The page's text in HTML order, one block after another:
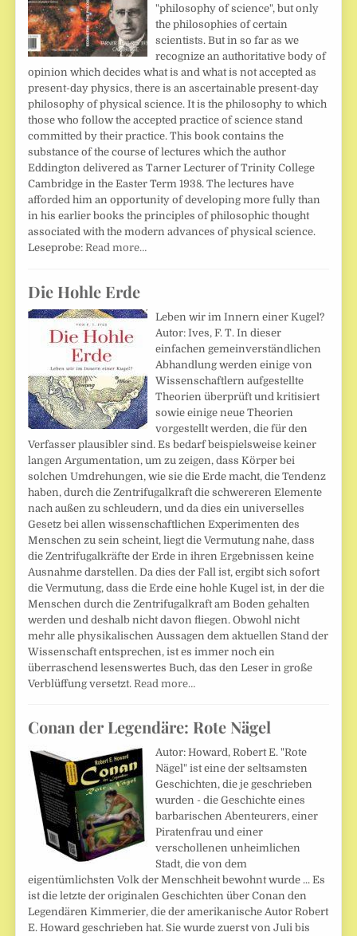
"philosophy of science", but only
the philosophies of certain
scientists. But in so far as we
recognize an authoritative body of
opinion which decides what is and what is not accepted as
present-day physics, there is an ascertainable present-day
philosophy of physical science. It is the philosophy to which
those who follow the accepted practice of science stand
committed by their practice. This book contains the
substance of the course of lectures which the author
Eddington delivered as Tarner Lecturer of Trinity College
Cambridge in the Easter Term 1938. The lectures have
afforded him an opportunity of developing more fully than
in his earlier books the principles of philosophic thought
associated with the modern advances of physical science.
Leseprobe:Read more…
Die Hohle Erde
Leben wir im Innern einer Kugel?
Autor: Ives, F. T. In dieser
einfachen gemeinverständlichen
Abhandlung werden einige von
Wissenschaftlern aufgestellte
Theorien überprüft und kritisiert
sowie einige neue Theorien
vorgestellt werden, die für den
Verfasser plausibler sind. Es bedarf beispielsweise keiner
langen Argumentation, um zu zeigen, dass Körper bei
solchen Umdrehungen, wie sie die Erde macht, die Tendenz
haben, durch die Zentrifugalkraft die schwereren Elemente
nach außen zu schleudern, und da dies ein universelles
Gesetz bei allen wissenschaftlichen Experimenten des
Menschen zu sein scheint, liegt die Vermutung nahe, dass
die Zentrifugalkräfte der Erde in ihren Ergebnissen keine
Ausnahme darstellen. Da dies der Fall ist, ergibt sich sofort
die Vermutung, dass die Erde eine hohle Kugel ist, in der die
Menschen durch die Zentrifugalkraft am Boden gehalten
werden und deshalb nicht davon fliegen. Obwohl nicht
mehr alle physikalischen Aussagen dem aktuellen Stand der
Wissenschaft entsprechen, ist es immer noch ein
überraschend lesenswertes Buch, das den Leser in große
Verblüffung versetzt. Read more…
Conan der Legendäre: Rote Nägel
Autor: Howard, Robert E. "Rote
Nägel" ist eine der seltsamsten
Geschichten, die je geschrieben
wurden - die Geschichte eines
barbarischen Abenteurers, einer
Piratenfrau und einer
verschollenen unheimlichen
Stadt, die von dem
eigentümlichsten Volk der Menschheit bewohnt wurde ... Es
ist die letzte der originalen Geschichten über Conan den
Legendären Kimmerier, die der amerikanische Autor Robert
E. Howard geschrieben hat. Sie wurde zuerst von Juli bis